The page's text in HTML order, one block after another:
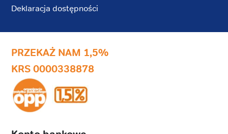
Deklaracja dostępności
PRZEKAŻ NAM 1,5%
KRS 0000338878